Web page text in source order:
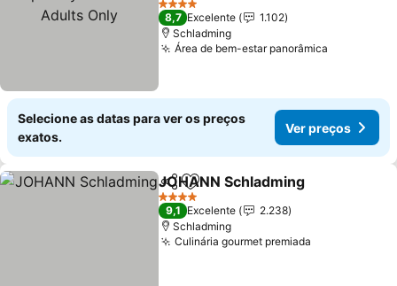
4 Estrelas
8,7 Excelente
1.102
Schladming
Área de bem-estar panorâmica
Selecione as datas para ver os preços
exatos.
Ver preços
PartilharAdicionar aos favoritos
JOHANN Schladming
4 Estrelas
9,1 Excelente
2.238
Schladming
Culinária gourmet premiada